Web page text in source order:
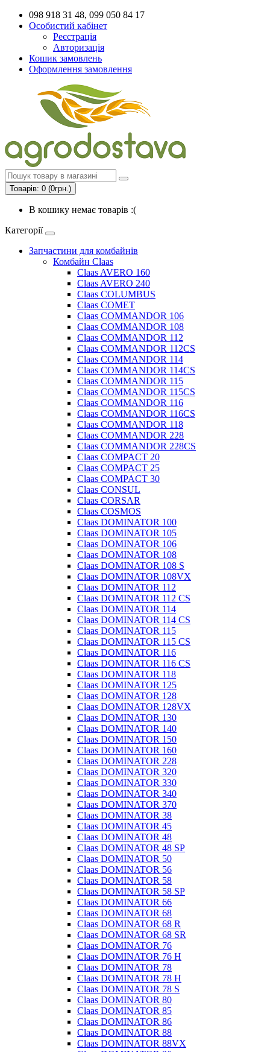
098 918 31 48, 099 050 84 17
Особистий кабінет
Реєстрація
Авторизація
Кошик замовлень
Оформлення замовлення
Товарів: 0 (0грн.)
В кошику немає товарів :(
Категорії
Запчастини для комбайнів
Комбайн Claas
Claas AVERO 160
Claas AVERO 240
Claas COLUMBUS
Claas COMET
Claas COMMANDOR 106
Claas COMMANDOR 108
Claas COMMANDOR 112
Claas COMMANDOR 112CS
Claas COMMANDOR 114
Claas COMMANDOR 114CS
Claas COMMANDOR 115
Claas COMMANDOR 115CS
Claas COMMANDOR 116
Claas COMMANDOR 116CS
Claas COMMANDOR 118
Claas COMMANDOR 228
Claas COMMANDOR 228CS
Claas COMPACT 20
Claas COMPACT 25
Claas COMPACT 30
Claas CONSUL
Claas CORSAR
Claas COSMOS
Claas DOMINATOR 100
Claas DOMINATOR 105
Claas DOMINATOR 106
Claas DOMINATOR 108
Claas DOMINATOR 108 S
Claas DOMINATOR 108VX
Claas DOMINATOR 112
Claas DOMINATOR 112 CS
Claas DOMINATOR 114
Claas DOMINATOR 114 CS
Claas DOMINATOR 115
Claas DOMINATOR 115 CS
Claas DOMINATOR 116
Claas DOMINATOR 116 CS
Claas DOMINATOR 118
Claas DOMINATOR 125
Claas DOMINATOR 128
Claas DOMINATOR 128VX
Claas DOMINATOR 130
Claas DOMINATOR 140
Claas DOMINATOR 150
Claas DOMINATOR 160
Claas DOMINATOR 228
Claas DOMINATOR 320
Claas DOMINATOR 330
Claas DOMINATOR 340
Claas DOMINATOR 370
Claas DOMINATOR 38
Claas DOMINATOR 45
Claas DOMINATOR 48
Claas DOMINATOR 48 SP
Claas DOMINATOR 50
Claas DOMINATOR 56
Claas DOMINATOR 58
Claas DOMINATOR 58 SP
Claas DOMINATOR 66
Claas DOMINATOR 68
Claas DOMINATOR 68 R
Claas DOMINATOR 68 SR
Claas DOMINATOR 76
Claas DOMINATOR 76 H
Claas DOMINATOR 78
Claas DOMINATOR 78 H
Claas DOMINATOR 78 S
Claas DOMINATOR 80
Claas DOMINATOR 85
Claas DOMINATOR 86
Claas DOMINATOR 88
Claas DOMINATOR 88VX